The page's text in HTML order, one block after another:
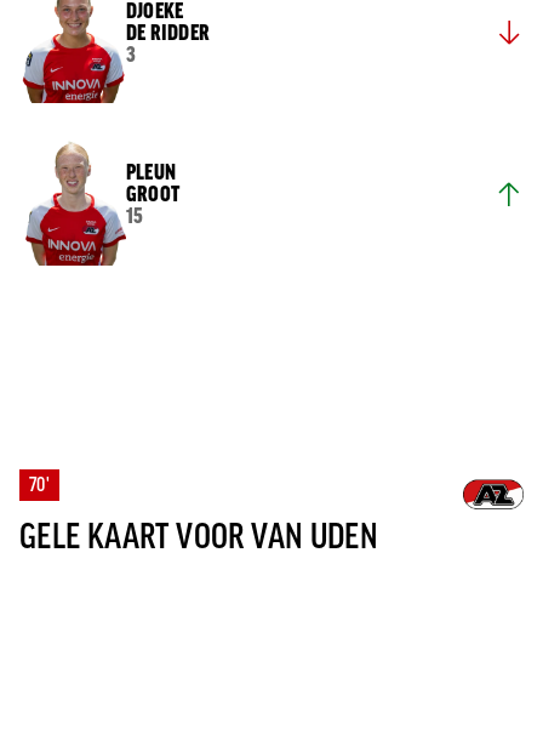
DJOEKE
DE RIDDER
3
PLEUN
GROOT
15
70'
GELE KAART VOOR VAN UDEN